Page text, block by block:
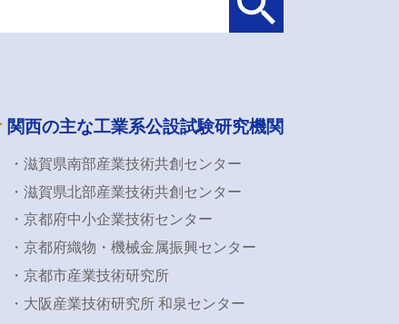
関西の主な工業系公設試験研究機関
・滋賀県南部産業技術共創センター
・滋賀県北部産業技術共創センター
・京都府中小企業技術センター
・京都府織物・機械金属振興センター
・京都市産業技術研究所
・大阪産業技術研究所 和泉センター